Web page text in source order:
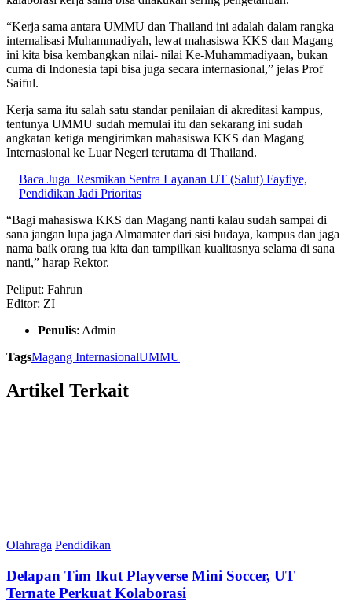
“Kerja sama antara UMMU dan Thailand ini adalah dalam rangka
internalisasi Muhammadiyah, lewat mahasiswa KKS dan Magang
ini kita bisa kembangkan nilai- nilai Ke-Muhammadiyaan, bukan
cuma di Indonesia tapi bisa juga secara internasional,” jelas Prof
Saiful.
Kerja sama itu salah satu standar penilaian di akreditasi kampus,
tentunya UMMU sudah memulai itu dan sekarang ini sudah
angkatan ketiga mengirimkan mahasiswa KKS dan Magang
Internasional ke Luar Negeri terutama di Thailand.
Baca Juga Resmikan Sentra Layanan UT (Salut) Fayfiye,
Pendidikan Jadi Prioritas
“Bagi mahasiswa KKS dan Magang nanti kalau sudah sampai di
sana jangan lupa jaga Almamater dari sisi budaya, kampus dan jaga
nama baik orang tua kita dan tampilkan kualitasnya selama di sana
nanti,” harap Rektor.
Peliput: Fahrun
Editor: ZI
Penulis: Admin
TagsMagang InternasionalUMMU
Artikel Terkait
Olahraga Pendidikan
Delapan Tim Ikut Playverse Mini Soccer, UT
Ternate Perkuat Kolaborasi